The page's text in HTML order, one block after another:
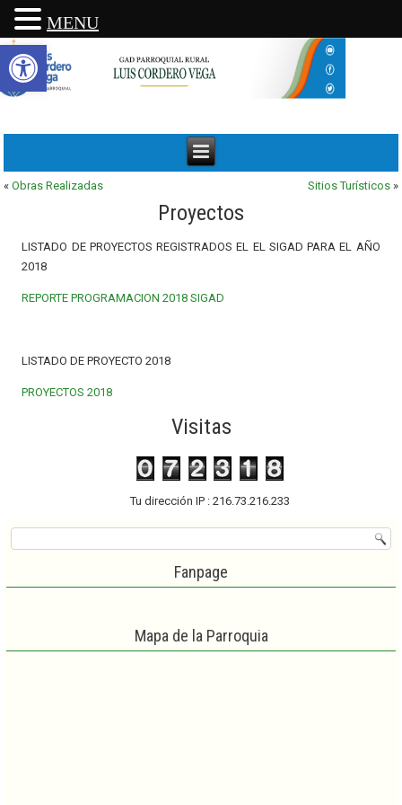
Abrir barra de herramientas
«Obras Realizadas Sitios Turísticos»
Proyectos
LISTADO DE PROYECTOS REGISTRADOS EL EL SIGAD PARA EL AÑO
2018
REPORTE PROGRAMACION 2018 SIGAD
LISTADO DE PROYECTO 2018
PROYECTOS 2018
Visitas
Tu dirección IP : 216.73.216.233
Fanpage
Mapa de la Parroquia
MENU